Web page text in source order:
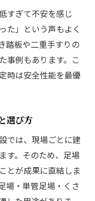
すぎて不安を感じ
た」という声もよく
踏板や二重手すりの
事例もあります。こ
時は安全性能を最優
選び方
では、現場ごとに建
す。そのため、足場
とが成果に直結しま
場・単管足場・くさ